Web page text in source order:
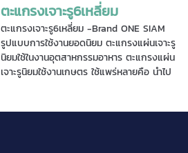
ตะแกรงเจาะรู6เหลี่ยม
ตะแกรงเจาะรู6เหลี่ยม -Brand ONE SIAM
รูปแบบการใช้งานยอดนิยม ตะแกรงแผ่นเจาะรู
นิยมใช้ในงานอุตสาหกรรมอาหาร ตะแกรงแผ่น
เจาะรูนิยมใช้งานเกษตร ใช้แพร่หลายคือ นำไป